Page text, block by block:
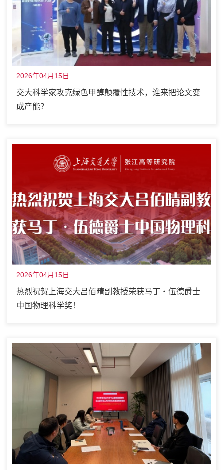
2026年04月15日
交大科学家攻克绿色甲醇颠覆性技术，谁来把论文变
成产能？
2026年04月15日
热烈祝贺上海交大吕佰晴副教授荣获马丁・伍德爵士
中国物理科学奖！